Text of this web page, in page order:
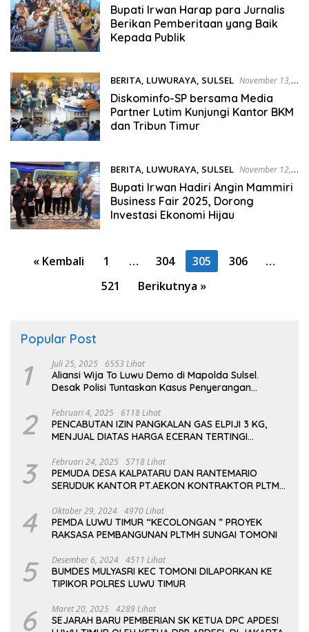
Bupati Irwan Harap para Jurnalis
Berikan Pemberitaan yang Baik
Kepada Publik
BERITA, LUWURAYA, SULSEL November 13,
2025
Diskominfo-SP bersama Media
Partner Lutim Kunjungi Kantor BKM
dan Tribun Timur
BERITA, LUWURAYA, SULSEL November 12,
2025
Bupati Irwan Hadiri Angin Mammiri
Business Fair 2025, Dorong
Investasi Ekonomi Hijau
Paginasi
« Kembali 1 … 304 305 306
…
521
Berikutnya »
Popular Post
1 Juli 25, 2025 6553 Lihat
Aliansi Wija To Luwu Demo di Mapolda Sulsel.
Desak Polisi Tuntaskan Kasus Penyerangan
2 Februari 4, 2025 6118 Lihat
PENCABUTAN IZIN PANGKALAN GAS ELPIJI 3 KG,
MENJUAL DIATAS HARGA ECERAN TERTINGI
3 Februari 24, 2025 5718 Lihat
PEMUDA DESA KALPATARU DAN RANTEMARIO
SERUDUK KANTOR PT.AEKON KONTRAKTOR PLTMH
4 Oktober 29, 2024 4970 Lihat
PEMDA LUWU TIMUR “KECOLONGAN ” PROYEK
RAKSASA PEMBANGUNAN PLTMH SUNGAI TOMONI
5 Desember 6, 2024 4511 Lihat
BUMDES MULYASRI KEC TOMONI DILAPORKAN KE
TIPIKOR POLRES LUWU TIMUR
6 Maret 20, 2025 4289 Lihat
SEJARAH BARU PEMBERIAN SK KETUA DPC APDESI